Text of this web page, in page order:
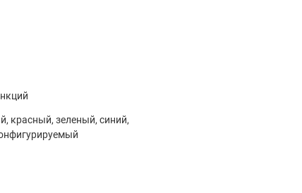
красный, зеленый, синий,